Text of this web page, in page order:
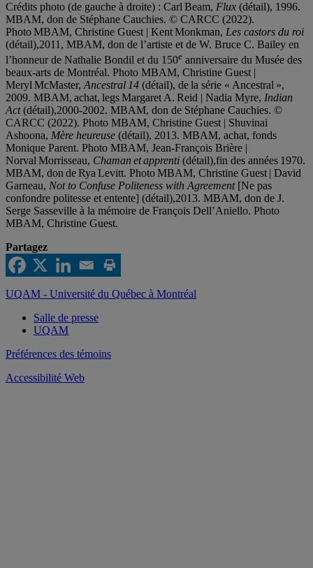
Crédits photo (de gauche à droite) : Carl Beam, Flux (détail), 1996.
MBAM, don de Stéphane Cauchies. © CARCC (2022).
Photo MBAM, Christine Guest | Kent Monkman, Les castors du roi
(détail),2011, MBAM, don de l’artiste et de W. Bruce C. Bailey en
l’honneur de Nathalie Bondil et du 150e anniversaire du Musée des
beaux‑arts de Montréal. Photo MBAM, Christine Guest |
Meryl McMaster,Ancestral 14 (détail), de la série « Ancestral »,
2009. MBAM, achat, legs Margaret A. Reid | Nadia Myre, Indian
Act(détail),2000-2002. MBAM, don de Stéphane Cauchies. ©
CARCC (2022). Photo MBAM, Christine Guest | Shuvinai
Ashoona, Mère heureuse (détail), 2013. MBAM, achat, fonds
Monique Parent. Photo MBAM, Jean-François Brière |
Norval Morrisseau, Chaman et apprenti (détail),fin des années 1970.
MBAM, don de Rya Levitt. Photo MBAM, Christine Guest | David
Garneau, Not to Confuse Politeness with Agreement [Ne pas
confondre politesse et entente] (détail),2013. MBAM, don de J.
Serge Sasseville à la mémoire de François Dell’Aniello. Photo
MBAM, Christine Guest.
Partagez
UQAM - Université du Québec à Montréal
Salle de presse
UQAM
Préférences des témoins
Accessibilité Web